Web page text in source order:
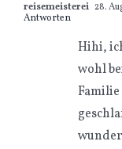
reisemeisterei 28.
Antworten
Hihi,
wohl